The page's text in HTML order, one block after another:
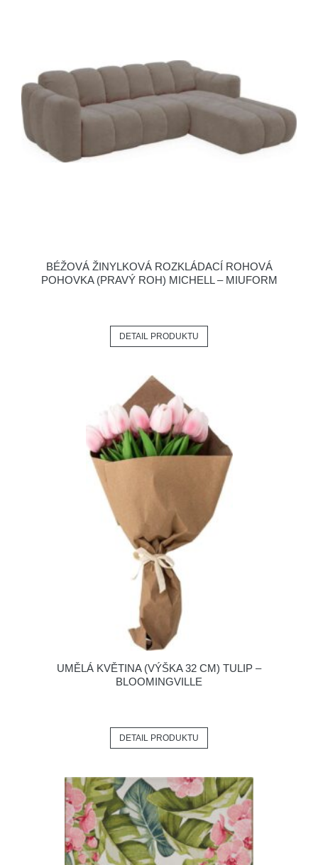
BÉŽOVÁ ŽINYLKOVÁ ROZKLÁDACÍ ROHOVÁ
POHOVKA (PRAVÝ ROH) MICHELL – MIUFORM
DETAIL PRODUKTU
UMĚLÁ KVĚTINA (VÝŠKA 32 CM) TULIP –
BLOOMINGVILLE
DETAIL PRODUKTU